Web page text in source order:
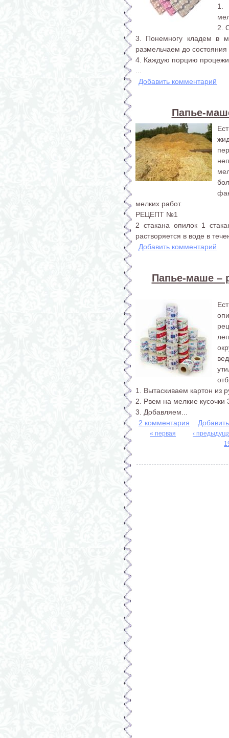
1.
2.
3. Понемногу кладем в
размельчаем до
4. Каждую порцию
Добавить комментарий
Папье-
мелких работ.
РЕЦЕПТ №1
2 стакана опилок 1
растворяется в воде в
Добавить комментарий
Папье-маше –
1. Вытаскиваем картон из
2. Рвем на мелкие кусочки
3. Добавляем...
2 комментария
« первая
‹